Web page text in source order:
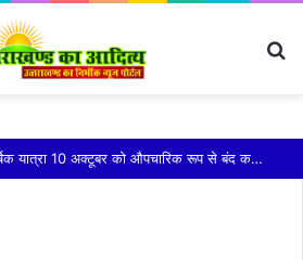
के लिए सामूहिक संकल्प जरूरी: मेयर शंभू पासवान